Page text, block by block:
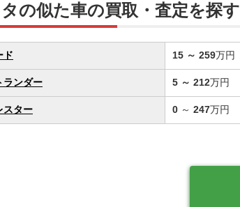
タの似た車の買取・査定を探す
ド 15 ～ 259万円
ランダー 5 ～ 212万円
スター 0 ～ 247万円